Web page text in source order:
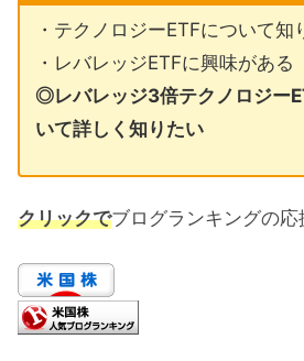
・テクノロジーETFについて知
・レバレッジETFに興味がある
◎レバレッジ3倍テクノロジー
いて詳しく知りたい
クリックでブログランキングの